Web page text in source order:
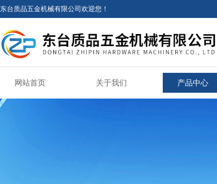
东台质品五金机械有限公司欢迎您！
网站首页 关于我们 产品中心